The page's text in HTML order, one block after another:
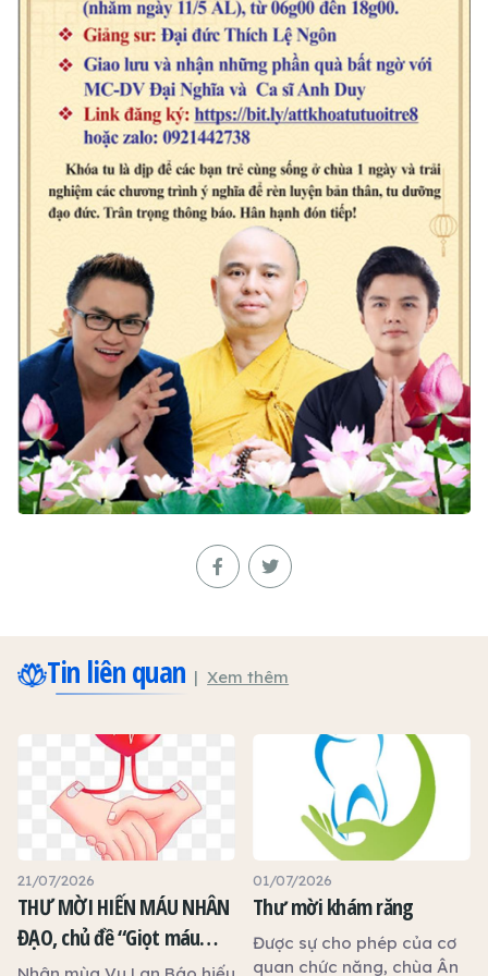
Tin liên quan Xem thêm
21/07/2026
THƯ MỜI HIẾN MÁU NHÂN
ĐẠO, chủ đề “Giọt máu
hiếu thảo - mùa Vu lan”
01/07/2026
Thư mời khám răng
Được sự cho phép của cơ
quan chức năng, chùa Ân